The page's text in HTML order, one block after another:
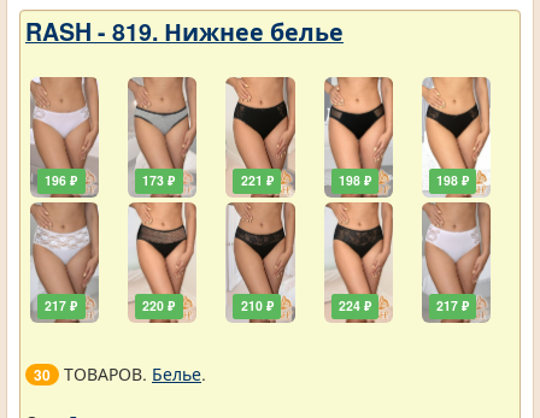
RASH - 819. Нижнее белье
196 ₽
217 ₽
173 ₽
220 ₽
221 ₽
210 ₽
198 ₽
224 ₽
198 ₽
217 ₽
30 ТОВАРОВ. Белье.